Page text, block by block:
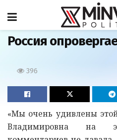
Главная
Россия
396
«Мы очень удивлены
Владимировна на